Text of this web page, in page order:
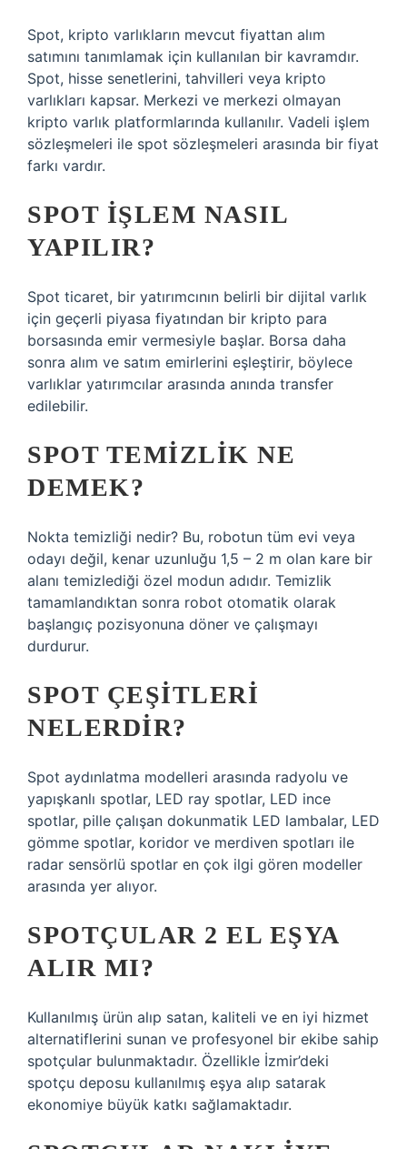
Spot, kripto varlıkların mevcut fiyattan alım
satımını tanımlamak için kullanılan bir kavramdır.
Spot, hisse senetlerini, tahvilleri veya kripto
varlıkları kapsar. Merkezi ve merkezi olmayan
kripto varlık platformlarında kullanılır. Vadeli işlem
sözleşmeleri ile spot sözleşmeleri arasında bir fiyat
farkı vardır.
SPOT IŞLEM NASIL
YAPILIR?
Spot ticaret, bir yatırımcının belirli bir dijital varlık
için geçerli piyasa fiyatından bir kripto para
borsasında emir vermesiyle başlar. Borsa daha
sonra alım ve satım emirlerini eşleştirir, böylece
varlıklar yatırımcılar arasında anında transfer
edilebilir.
SPOT TEMIZLIK NE
DEMEK?
Nokta temizliği nedir? Bu, robotun tüm evi veya
odayı değil, kenar uzunluğu 1,5 – 2 m olan kare bir
alanı temizlediği özel modun adıdır. Temizlik
tamamlandıktan sonra robot otomatik olarak
başlangıç ​​pozisyonuna döner ve çalışmayı
durdurur.
SPOT ÇEŞITLERI
NELERDIR?
Spot aydınlatma modelleri arasında radyolu ve
yapışkanlı spotlar, LED ray spotlar, LED ince
spotlar, pille çalışan dokunmatik LED lambalar, LED
gömme spotlar, koridor ve merdiven spotları ile
radar sensörlü spotlar en çok ilgi gören modeller
arasında yer alıyor.
SPOTÇULAR 2 EL EŞYA
ALIR MI?
Kullanılmış ürün alıp satan, kaliteli ve en iyi hizmet
alternatiflerini sunan ve profesyonel bir ekibe sahip
spotçular bulunmaktadır. Özellikle İzmir’deki
spotçu deposu kullanılmış eşya alıp satarak
ekonomiye büyük katkı sağlamaktadır.